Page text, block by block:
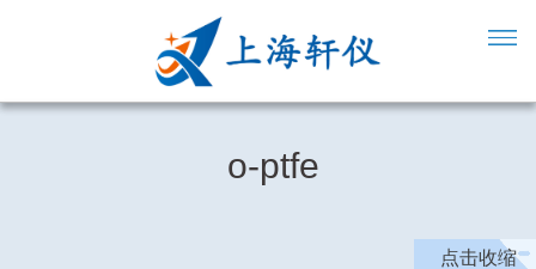
o-ptfe
点击收缩